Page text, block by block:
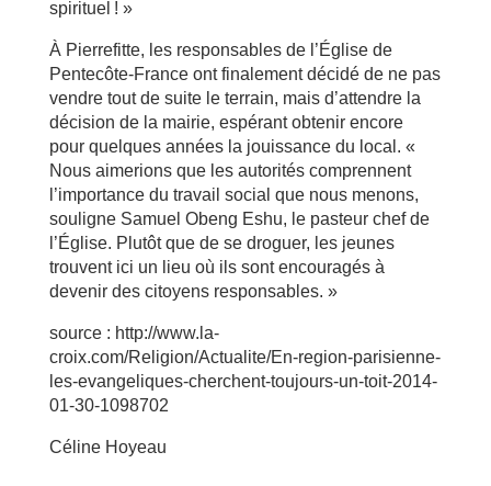
spirituel ! »
À Pierrefitte, les responsables de l’Église de
Pentecôte-France ont finalement décidé de ne pas
vendre tout de suite le terrain, mais d’attendre la
décision de la mairie, espérant obtenir encore
pour quelques années la jouissance du local. «
Nous aimerions que les autorités comprennent
l’importance du travail social que nous menons,
souligne Samuel Obeng Eshu, le pasteur chef de
l’Église. Plutôt que de se droguer, les jeunes
trouvent ici un lieu où ils sont encouragés à
devenir des citoyens responsables. »
source : http://www.la-
croix.com/Religion/Actualite/En-region-parisienne-
les-evangeliques-cherchent-toujours-un-toit-2014-
01-30-1098702
Céline Hoyeau